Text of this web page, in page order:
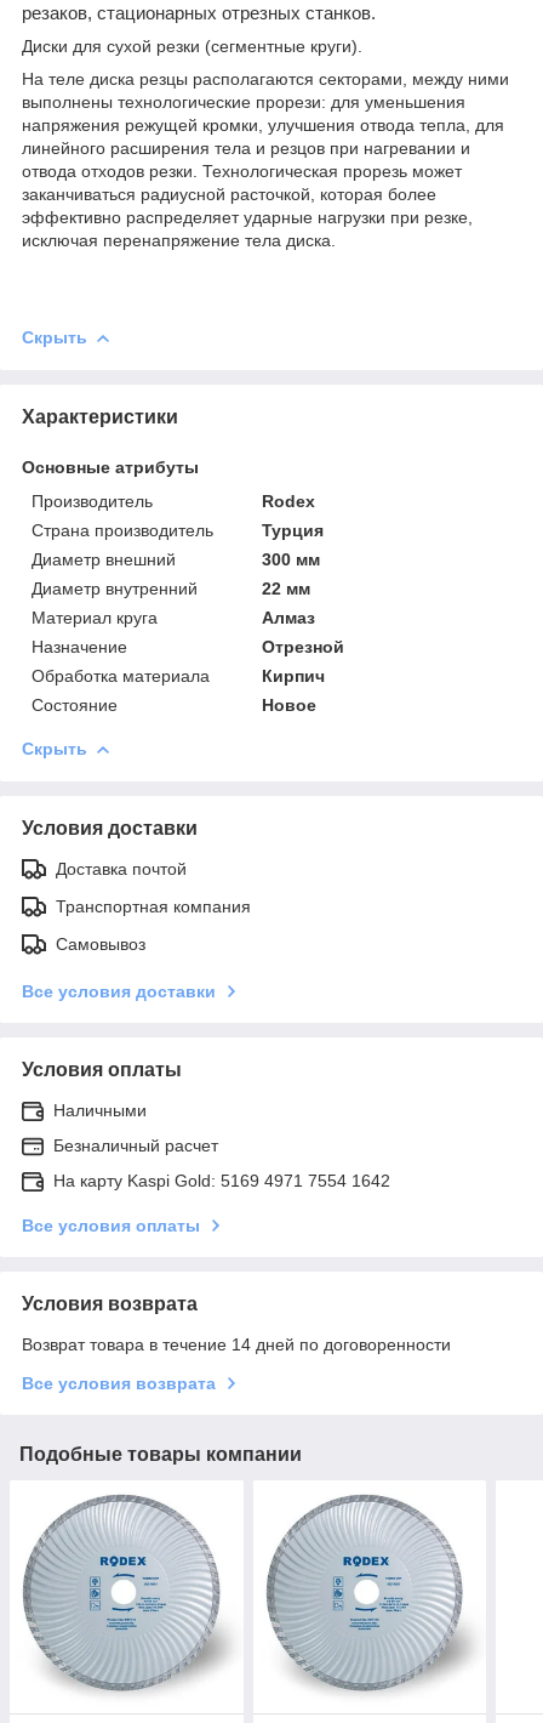
резаков, стационарных отрезных станков.
Диски для сухой резки (сегментные круги).
На теле диска резцы располагаются секторами, между ними
выполнены технологические прорези: для уменьшения
напряжения режущей кромки, улучшения отвода тепла, для
линейного расширения тела и резцов при нагревании и
отвода отходов резки. Технологическая прорезь может
заканчиваться радиусной расточкой, которая более
эффективно распределяет ударные нагрузки при резке,
исключая перенапряжение тела диска.
Скрыть
Характеристики
Основные атрибуты
Производитель
Rodex
Страна производитель
Турция
Диаметр внешний
300 мм
Диаметр внутренний
22 мм
Материал круга
Алмаз
Назначение
Отрезной
Обработка материала
Кирпич
Состояние
Новое
Скрыть
Условия доставки
Доставка почтой
Транспортная компания
Самовывоз
Все условия доставки
Условия оплаты
Наличными
Безналичный расчет
На карту Kaspi Gold: 5169 4971 7554 1642
Все условия оплаты
Условия возврата
Возврат товара в течение 14 дней по договоренности
Все условия возврата
Подобные товары компании